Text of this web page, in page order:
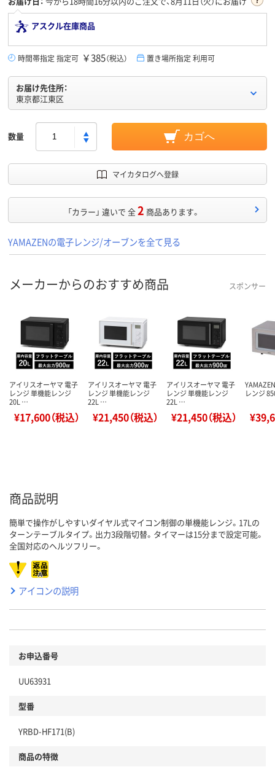
アスクル在庫商品
時間帯指定 指定可 ￥385（税込） 置き場所指定 利用可
お届け先住所：
東京都江東区
数量 カゴへ
マイカタログへ登録
「カラー」 違いで 全2 商品あります。
YAMAZENの電子レンジ/オーブンを全て見る
メーカーからのおすすめ商品 スポンサー
アイリスオーヤマ 電子
レンジ 単機能レンジ
20L …
¥17,600（税込）
アイリスオーヤマ 電子
レンジ 単機能レンジ
22L …
¥21,450（税込）
アイリスオーヤマ 電子
レンジ 単機能レンジ
22L …
¥21,450（税込）
レンジ
商品説明
簡単で操作がしやすいダイヤル式マイコン制御の単機能レンジ。17Lの
ターンテーブルタイプ。出力3段階切替。タイマーは15分まで設定可能。
全国対応のヘルツフリー。
アイコンの説明
お申込番号
UU63931
型番
YRBD-HF171(B)
商品の特徴